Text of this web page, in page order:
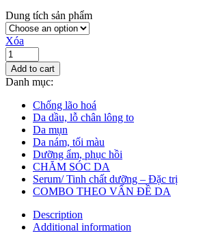
Dung tích sản phẩm
Xóa
Add to cart
Danh mục:
Chống lão hoá
Da dầu, lỗ chân lông to
Da mụn
Da nám, tối màu
Dưỡng ẩm, phục hồi
CHĂM SÓC DA
Serum/ Tinh chất dưỡng – Đặc trị
COMBO THEO VẤN ĐỀ DA
Description
Additional information